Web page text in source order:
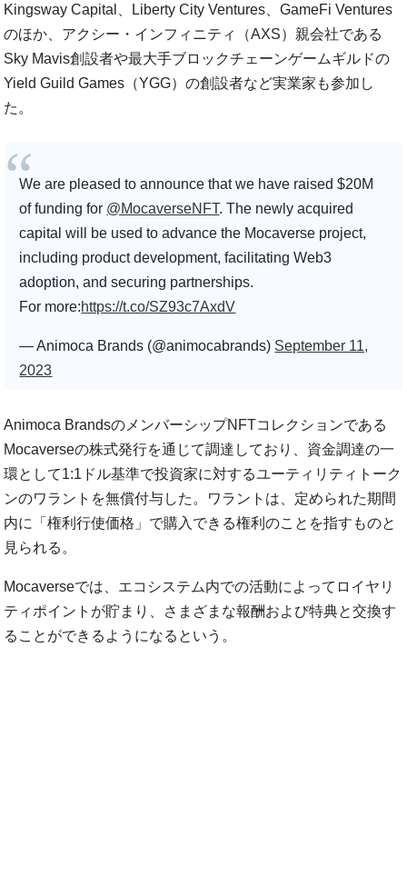
Kingsway Capital、Liberty City Ventures、GameFi Ventures
のほか、アクシー・インフィニティ（AXS）親会社である
Sky Mavis創設者や最大手ブロックチェーンゲームギルドの
Yield Guild Games（YGG）の創設者など実業家も参加し
た。
We are pleased to announce that we have raised $20M
of funding for @MocaverseNFT. The newly acquired
capital will be used to advance the Mocaverse project,
including product development, facilitating Web3
adoption, and securing partnerships.
For more:https://t.co/SZ93c7AxdV
— Animoca Brands (@animocabrands) September 11,
2023
Animoca BrandsのメンバーシップNFTコレクションである
Mocaverseの株式発行を通じて調達しており、資金調達の一
環として1:1ドル基準で投資家に対するユーティリティトーク
ンのワラントを無償付与した。ワラントは、定められた期間
内に「権利行使価格」で購入できる権利のことを指すものと
見られる。
Mocaverseでは、エコシステム内での活動によってロイヤリ
ティポイントが貯まり、さまざまな報酬および特典と交換す
ることができるようになるという。